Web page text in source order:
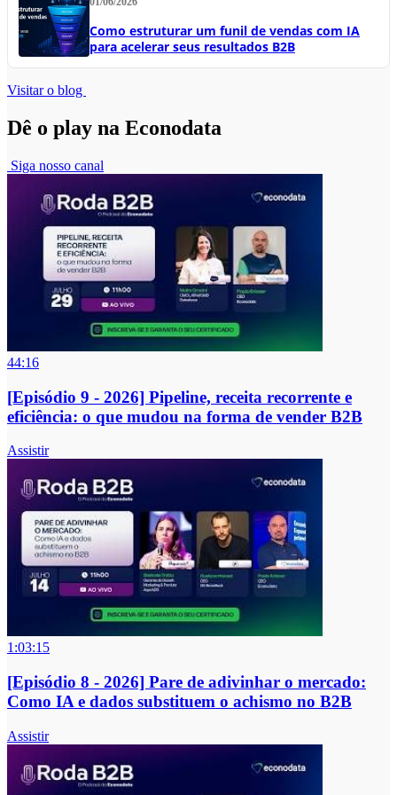
Como estruturar um funil de vendas com IA
para acelerar seus resultados B2B
Visitar o blog
Dê o play na Econodata
Siga nosso canal
44:16
[Episódio 9 - 2026] Pipeline, receita recorrente e
eficiência: o que mudou na forma de vender B2B
Assistir
1:03:15
[Episódio 8 - 2026] Pare de adivinhar o mercado:
Como IA e dados substituem o achismo no B2B
Assistir